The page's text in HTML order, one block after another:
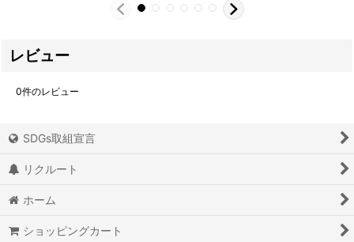
レビュー
0件のレビュー
SDGs取組宣言
リクルート
ホーム
ショッピングカート